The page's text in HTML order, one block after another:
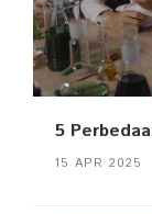
5
15 APR 2025